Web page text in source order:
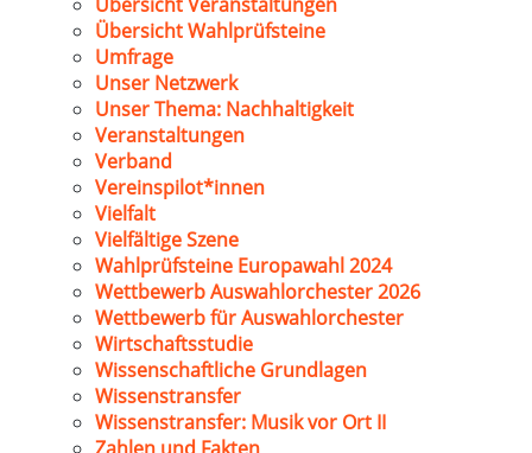
Übersicht Wahlprüfsteine
Umfrage
Unser Netzwerk
Unser Thema: Nachhaltigkeit
Veranstaltungen
Verband
Vereinspilot*innen
Vielfalt
Vielfältige Szene
Wahlprüfsteine Europawahl 2024
Wettbewerb Auswahlorchester 2026
Wettbewerb für Auswahlorchester
Wirtschaftsstudie
Wissenschaftliche Grundlagen
Wissenstransfer
Wissenstransfer: Musik vor Ort II